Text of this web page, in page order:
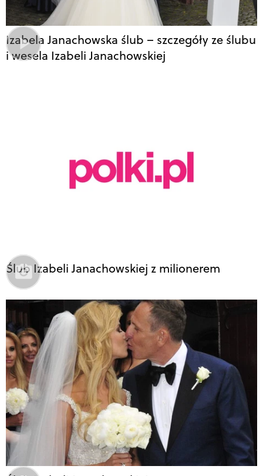
Izabela Janachowska ślub – szczegóły ze ślubu
i wesela Izabeli Janachowskiej
Ślub Izabeli Janachowskiej z milionerem